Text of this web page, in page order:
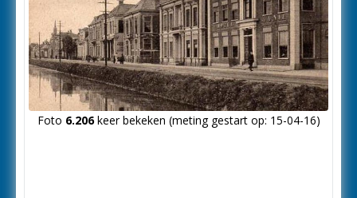
Foto 6.206keer bekeken (meting gestart op: 15-04-16)